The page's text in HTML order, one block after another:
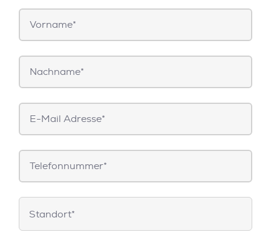
Vorname*
Nachname*
E-
Mail*
Telefonnummer
Standorte
Standort*